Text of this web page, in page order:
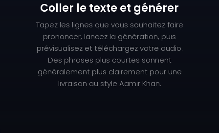
Coller le texte et générer
Tapez les lignes que vous souhaitez faire
prononcer, lancez la génération, puis
prévisualisez et téléchargez votre audio.
Des phrases plus courtes sonnent
généralement plus clairement pour une
livraison au style Aamir Khan.